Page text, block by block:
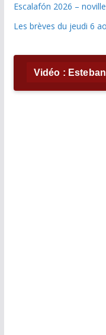
Escalafón 2026 –
Les brèves du jeudi 6
Vidéo :